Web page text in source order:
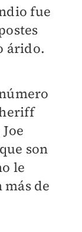
fue
árido.
son
le
de